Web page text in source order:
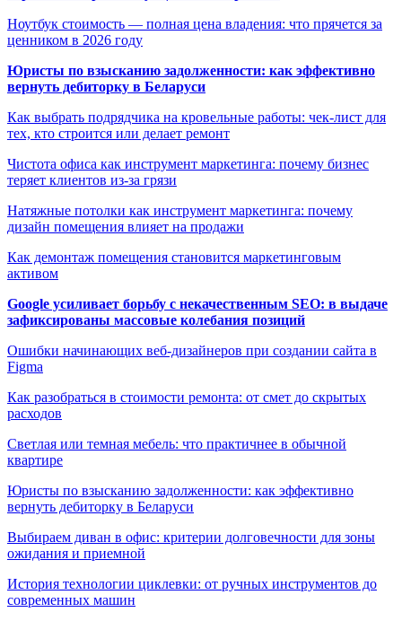
Ноутбук стоимость — полная цена владения: что прячется за
ценником в 2026 году
Юристы по взысканию задолженности: как эффективно
вернуть дебиторку в Беларуси
Как выбрать подрядчика на кровельные работы: чек-лист для
тех, кто строится или делает ремонт
Чистота офиса как инструмент маркетинга: почему бизнес
теряет клиентов из-за грязи
Натяжные потолки как инструмент маркетинга: почему
дизайн помещения влияет на продажи
Как демонтаж помещения становится маркетинговым
активом
Google усиливает борьбу с некачественным SEO: в выдаче
зафиксированы массовые колебания позиций
Ошибки начинающих веб-дизайнеров при создании сайта в
Figma
Как разобраться в стоимости ремонта: от смет до скрытых
расходов
Светлая или темная мебель: что практичнее в обычной
квартире
Юристы по взысканию задолженности: как эффективно
вернуть дебиторку в Беларуси
Выбираем диван в офис: критерии долговечности для зоны
ожидания и приемной
История технологии циклевки: от ручных инструментов до
современных машин